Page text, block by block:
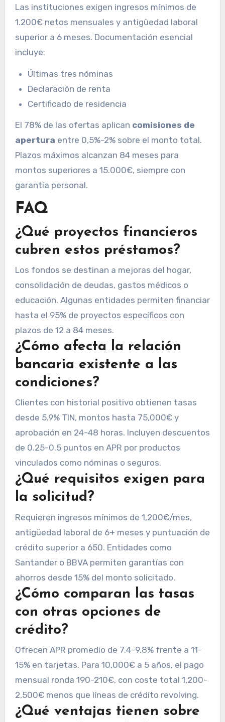
Las instituciones exigen ingresos mínimos de
1.200€ netos mensuales y antigüedad laboral
superior a 6 meses. Documentación esencial
incluye:
Últimas tres nóminas
Declaración de renta
Certificado de residencia
El 78% de las ofertas aplican comisiones de
apertura entre 0,5%-2% sobre el monto total.
Plazos máximos alcanzan 84 meses para
montos superiores a 15.000€, siempre con
garantía personal.
FAQ
¿Qué proyectos financieros
cubren estos préstamos?
Los fondos se destinan a mejoras del hogar,
consolidación de deudas, gastos médicos o
educación. Algunas entidades permiten financiar
hasta el 95% de proyectos específicos con
plazos de 12 a 84 meses.
¿Cómo afecta la relación
bancaria existente a las
condiciones?
Clientes con historial positivo obtienen tasas
desde 5.9% TIN, montos hasta 75,000€ y
aprobación en 24-48 horas. Incluyen descuentos
de 0.25-0.5 puntos en APR por productos
vinculados como nóminas o seguros.
¿Qué requisitos exigen para
la solicitud?
Requieren ingresos mínimos de 1,200€/mes,
antigüedad laboral de 6+ meses y puntuación de
crédito superior a 650. Entidades como
Santander o BBVA permiten garantías con
ahorros desde 15% del monto solicitado.
¿Cómo comparan las tasas
con otras opciones de
crédito?
Ofrecen APR promedio de 7.4-9.8% frente a 11-
15% en tarjetas. Para 10,000€ a 5 años, el pago
mensual ronda 190-210€, con coste total 1,200-
2,500€ menos que líneas de crédito revolving.
¿Qué ventajas tienen sobre